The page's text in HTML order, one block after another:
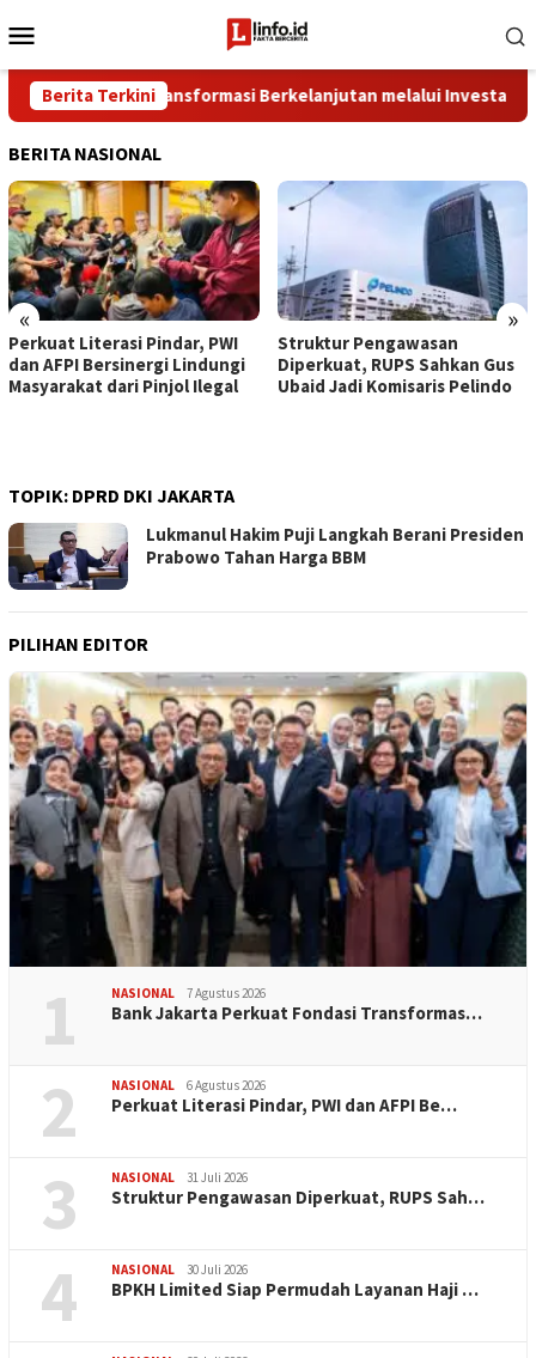
ke
Mobile
Berita Terkini
Fondasi Transformasi Berkelanjutan melalui Investasi
BERITA NASIONAL
« »
Perkuat Literasi Pindar, PWI
dan AFPI Bersinergi Lindungi
Masyarakat dari Pinjol Ilegal
​Struktur Pengawasan
Diperkuat, RUPS Sahkan Gus
Ubaid Jadi Komisaris Pelindo
TOPIK: DPRD DKI JAKARTA
Lukmanul Hakim Puji Langkah Berani Presiden
Prabowo Tahan Harga BBM
PILIHAN EDITOR
1 NASIONAL 7 Agustus 2026
Bank Jakarta Perkuat Fondasi Transformas…
2 NASIONAL 6 Agustus 2026
Perkuat Literasi Pindar, PWI dan AFPI Be…
3 NASIONAL 31 Juli 2026
​Struktur Pengawasan Diperkuat, RUPS Sah…
4 NASIONAL 30 Juli 2026
BPKH Limited Siap Permudah Layanan Haji …